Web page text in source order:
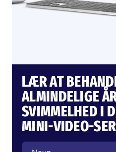
LÆR AT
ALMINDELIGE
SVIMMELHED I
MINI-VIDEO-